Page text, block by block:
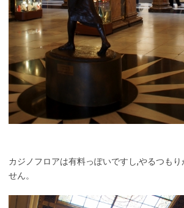
カジノフロアは有料っぽいですし,やるつもり
せん。